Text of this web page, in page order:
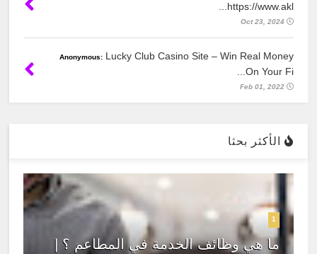
https://www.akl...
Oct 23, 2024
Anonymous: Lucky Club Casino Site – Win Real Money
On Your Fi...
Feb 01, 2022
الأكثر بحثا
1
ما هي وظائف الخدمة في المطاعم ؟ |